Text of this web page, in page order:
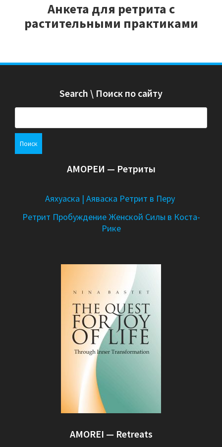
Анкета для ретрита с
растительными практиками
Search \ Поиск по сайту
:
АМОРЕИ — Ретриты
Аяхуаска | Аяваска Ретрит в Перу
Ретрит Пробуждение Женской Силы в Коста-
Рике
AMOREI — Retreats